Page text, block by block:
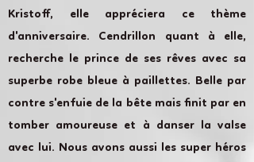
Kristoff, elle appréciera ce thème
d'anniversaire. Cendrillon quant à elle,
recherche le prince de ses rêves avec sa
superbe robe bleue à paillettes. Belle par
contre s'enfuie de la bête mais finit par en
tomber amoureuse et à danser la valse
avec lui. Nous avons aussi les super héros